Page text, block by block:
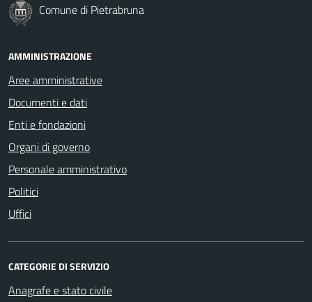
Comune di Pietrabruna
AMMINISTRAZIONE
Aree amministrative
Documenti e dati
Enti e fondazioni
Organi di governo
Personale amministrativo
Politici
Uffici
CATEGORIE DI SERVIZIO
Anagrafe e stato civile